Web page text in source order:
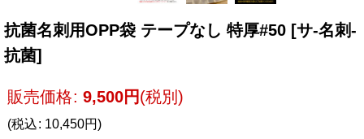
抗菌名刺用OPP袋 テープなし 特厚#50 [サ-名刺-
抗菌]
販売価格: 9,500円(税別)
(税込: 10,450円)